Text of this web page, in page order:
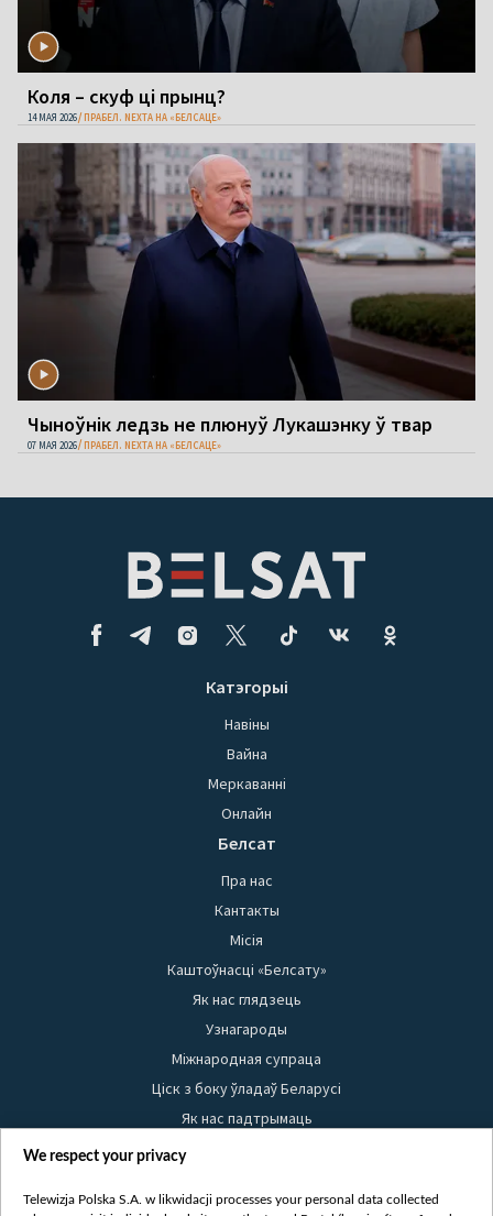
Коля – скуф ці прынц?
14 МАЯ 2026 ПРАБЕЛ. NEXTA НА «БЕЛСАЦЕ»
Чыноўнік ледзь не плюнуў Лукашэнку ў твар
07 МАЯ 2026 ПРАБЕЛ. NEXTA НА «БЕЛСАЦЕ»
Катэгорыі
Навіны
Вайна
Меркаванні
Онлайн
Белсат
Пра нас
Кантакты
Місія
Каштоўнасці «Белсату»
Як нас глядзець
Узнагароды
Міжнародная супраца
Ціск з боку ўладаў Беларусі
Як нас падтрымаць
Правілы выкарыстання матэрыялаў
Бяспека
We respect your privacy
Telewizja Polska S.A. w likwidacji processes your personal data collected